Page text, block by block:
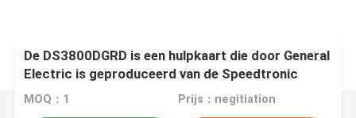
De DS3800DGRD is een hulpkaart die door General
Electric is geproduceerd van de Speedtronic
Mark IV-serie turbine bedieningen.
MOQ：1 Prijs：negitiation